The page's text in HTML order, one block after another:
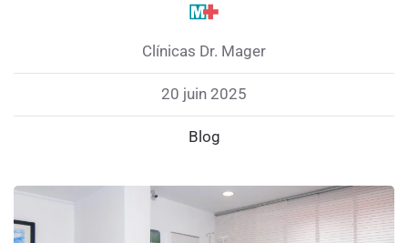
Clínicas Dr. Mager
20 juin 2025
Blog